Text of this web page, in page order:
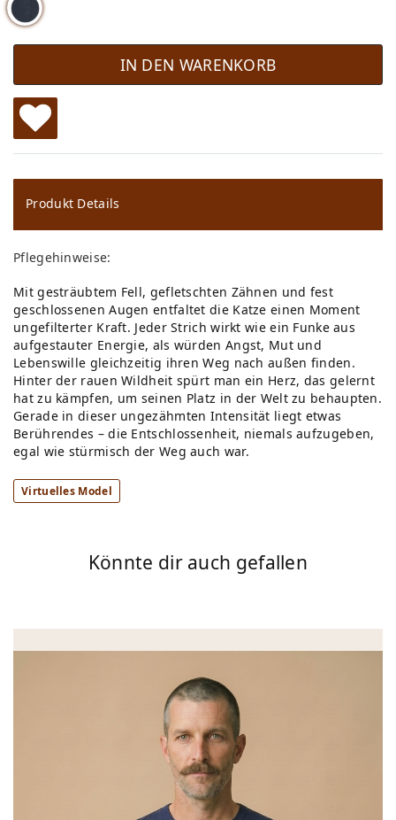
IN DEN WARENKORB
W
u
ns
ch
lis
te
Produkt Details
Pflegehinweise:
Mit gesträubtem Fell, gefletschten Zähnen und fest
geschlossenen Augen entfaltet die Katze einen Moment
ungefilterter Kraft. Jeder Strich wirkt wie ein Funke aus
aufgestauter Energie, als würden Angst, Mut und
Lebenswille gleichzeitig ihren Weg nach außen finden.
Hinter der rauen Wildheit spürt man ein Herz, das gelernt
hat zu kämpfen, um seinen Platz in der Welt zu behaupten.
Gerade in dieser ungezähmten Intensität liegt etwas
Berührendes – die Entschlossenheit, niemals aufzugeben,
egal wie stürmisch der Weg auch war.
Virtuelles Model
Könnte dir auch gefallen